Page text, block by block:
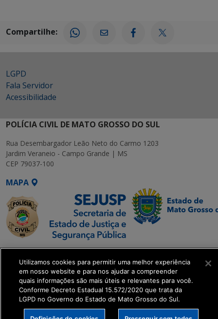
Compartilhe:
LGPD
Fala Servidor
Acessibilidade
POLÍCIA CIVIL DE MATO GROSSO DO SUL
Rua Desembargador Leão Neto do Carmo 1203
Jardim Veraneio - Campo Grande | MS
CEP 79037-100
MAPA
SETDIG | Secretaria-
Executiva de
Transformação Digital
get_footer();
Utilizamos cookies para permitir uma melhor experiência
em nosso website e para nos ajudar a compreender
quais informações são mais úteis e relevantes para você.
Conforme Decreto Estadual 15.572/2020 que trata da
LGPD no Governo do Estado de Mato Grosso do Sul.